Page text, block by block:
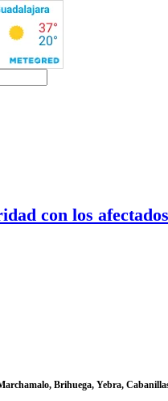
con los
Brihuega, Yebra,